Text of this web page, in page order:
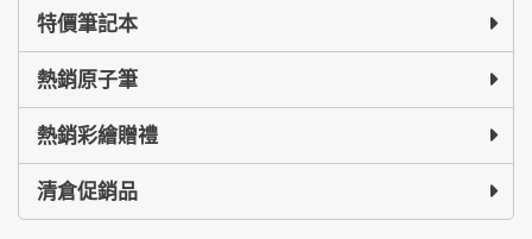
特價筆記本
熱銷原子筆
熱銷彩繪贈禮
清倉促銷品